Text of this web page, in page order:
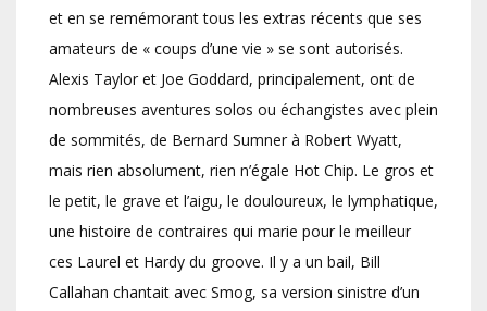
et en se remémorant tous les extras récents que ses
amateurs de « coups d’une vie » se sont autorisés.
Alexis Taylor et Joe Goddard, principalement, ont de
nombreuses aventures solos ou échangistes avec plein
de sommités, de Bernard Sumner à Robert Wyatt,
mais rien absolument, rien n’égale Hot Chip. Le gros et
le petit, le grave et l’aigu, le douloureux, le lymphatique,
une histoire de contraires qui marie pour le meilleur
ces Laurel et Hardy du groove. Il y a un bail, Bill
Callahan chantait avec Smog, sa version sinistre d’un